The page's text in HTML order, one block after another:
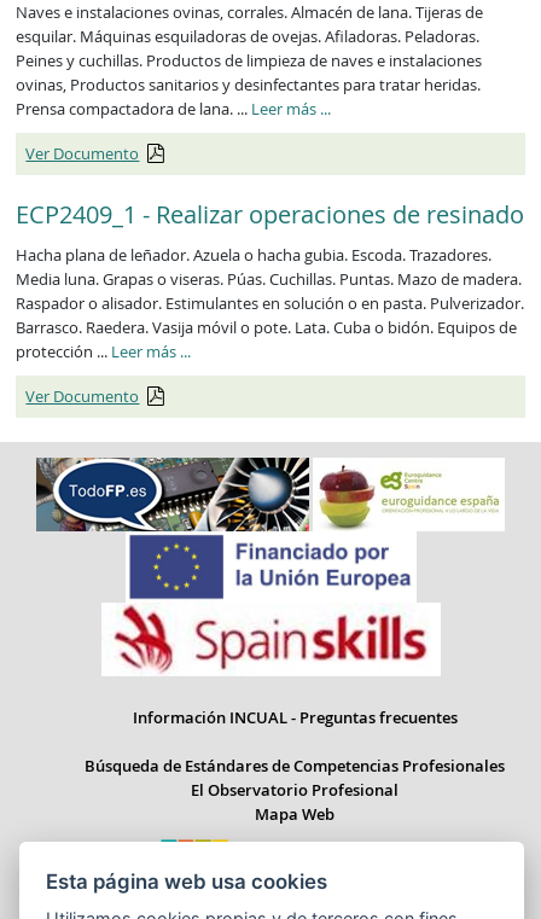
Naves e instalaciones ovinas, corrales. Almacén de lana. Tijeras de
esquilar. Máquinas esquiladoras de ovejas. Afiladoras. Peladoras.
Peines y cuchillas. Productos de limpieza de naves e instalaciones
ovinas, Productos sanitarios y desinfectantes para tratar heridas.
Prensa compactadora de lana. ... Leer más ...
Ver Documento
ECP2409_1 - Realizar operaciones de resinado
Hacha plana de leñador. Azuela o hacha gubia. Escoda. Trazadores.
Media luna. Grapas o viseras. Púas. Cuchillas. Puntas. Mazo de madera.
Raspador o alisador. Estimulantes en solución o en pasta. Pulverizador.
Barrasco. Raedera. Vasija móvil o pote. Lata. Cuba o bidón. Equipos de
protección ... Leer más ...
Ver Documento
Información INCUAL - Preguntas frecuentes
Búsqueda de Estándares de Competencias Profesionales
El Observatorio Profesional
Mapa Web
Esta página web usa cookies